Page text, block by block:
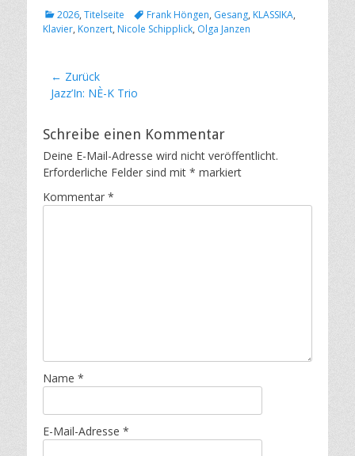
Kategorien
2026, Titelseite Schlagworte
Frank Höngen, Gesang, KLASSIKA,
Klavier, Konzert, Nicole Schipplick, Olga Janzen
Beitragsnavigation
← Zurück
Vorheriger
Jazz’In: NÈ-K Trio
Schreibe einen Kommentar
Deine E-Mail-Adresse wird nicht veröffentlicht.
Erforderliche Felder sind mit * markiert
Kommentar *
Name *
E-Mail-Adresse *